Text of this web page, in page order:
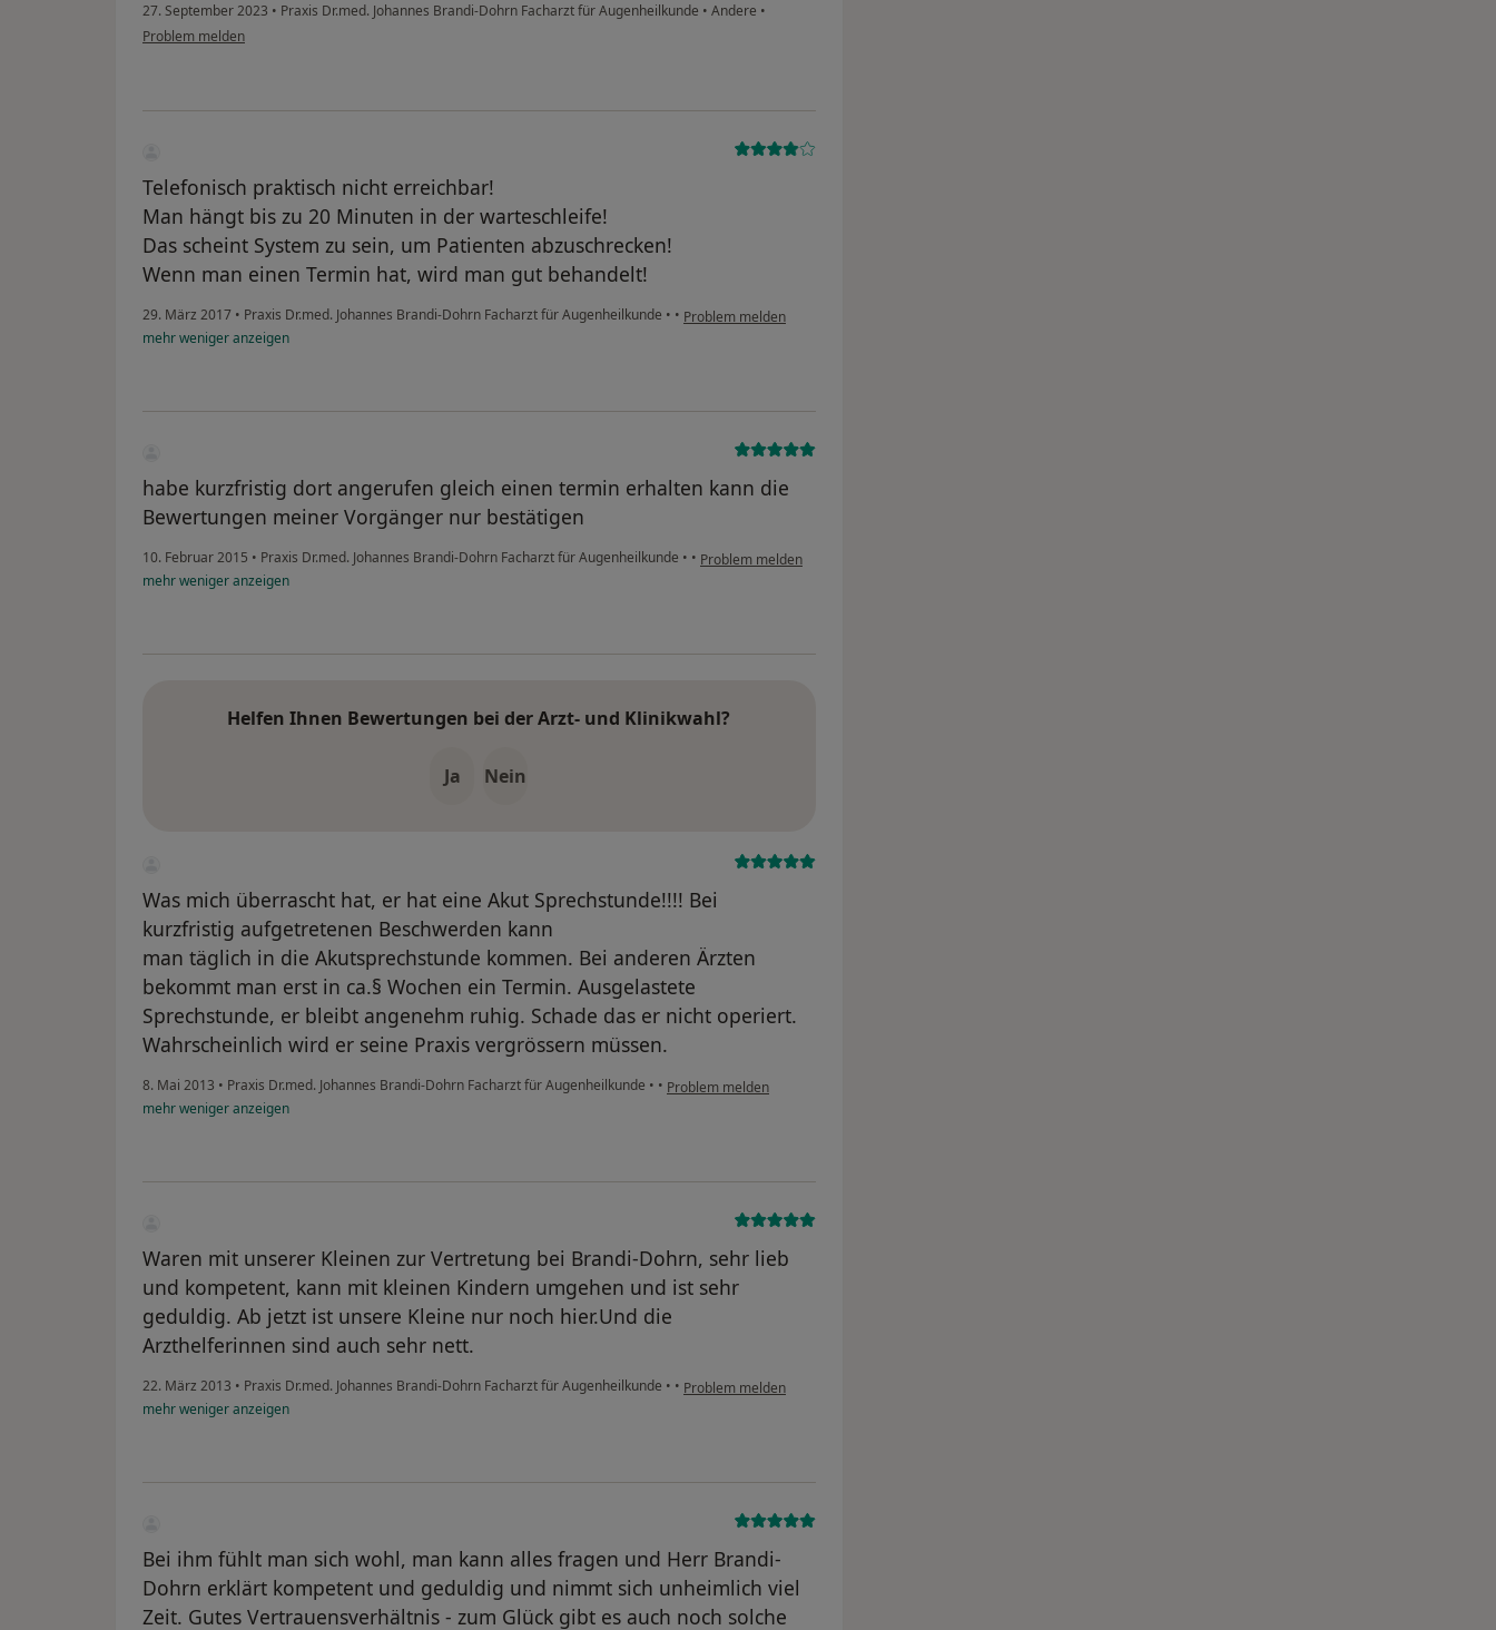
27. September 2023 • Praxis Dr.med. Johannes Brandi-Dohrn Facharzt für Augenheilkunde • Andere •
Problem melden
Telefonisch praktisch nicht erreichbar!
Man hängt bis zu 20 Minuten in der warteschleife!
Das scheint System zu sein, um Patienten abzuschrecken!
Wenn man einen Termin hat, wird man gut behandelt!
29. März 2017 • Praxis Dr.med. Johannes Brandi-Dohrn Facharzt für Augenheilkunde • • Problem melden
mehrwenigeranzeigen
habe kurzfristig dort angerufen gleich einen termin erhalten kann die
Bewertungen meiner Vorgänger nur bestätigen
10. Februar 2015 • Praxis Dr.med. Johannes Brandi-Dohrn Facharzt für Augenheilkunde • • Problem melden
mehrwenigeranzeigen
Helfen Ihnen Bewertungen bei der Arzt- und Klinikwahl?
Ja Nein
Was mich überrascht hat, er hat eine Akut Sprechstunde!!!! Bei
kurzfristig aufgetretenen Beschwerden kann
man täglich in die Akutsprechstunde kommen. Bei anderen Ärzten
bekommt man erst in ca.§ Wochen ein Termin. Ausgelastete
Sprechstunde, er bleibt angenehm ruhig. Schade das er nicht operiert.
Wahrscheinlich wird er seine Praxis vergrössern müssen.
8. Mai 2013 • Praxis Dr.med. Johannes Brandi-Dohrn Facharzt für Augenheilkunde • • Problem melden
mehrwenigeranzeigen
Waren mit unserer Kleinen zur Vertretung bei Brandi-Dohrn, sehr lieb
und kompetent, kann mit kleinen Kindern umgehen und ist sehr
geduldig. Ab jetzt ist unsere Kleine nur noch hier.Und die
Arzthelferinnen sind auch sehr nett.
22. März 2013 • Praxis Dr.med. Johannes Brandi-Dohrn Facharzt für Augenheilkunde • • Problem melden
mehrwenigeranzeigen
Bei ihm fühlt man sich wohl, man kann alles fragen und Herr Brandi-
Dohrn erklärt kompetent und geduldig und nimmt sich unheimlich viel
Zeit. Gutes Vertrauensverhältnis - zum Glück gibt es auch noch solche